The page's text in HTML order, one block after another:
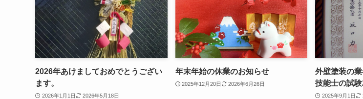
2026年あけましておめでとうござい
ます。
2026年1月1日 2026年5月18日
年末年始の休業のお知らせ
2025年12月20日 2026年6月26日
外壁塗装の
技能士の試
2025年9月1日